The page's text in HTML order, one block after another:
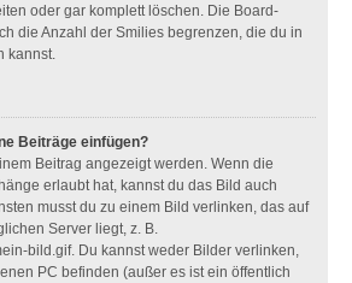
oder gar komplett löschen. Die Board-
die Anzahl der Smilies begrenzen, die du in
kannst.
Beiträge einfügen?
Beitrag angezeigt werden. Wenn die
erlaubt hat, kannst du das Bild auch
musst du zu einem Bild verlinken, das auf
Server liegt, z. B.
bild.gif. Du kannst weder Bilder verlinken,
PC befinden (außer es ist ein öffentlich